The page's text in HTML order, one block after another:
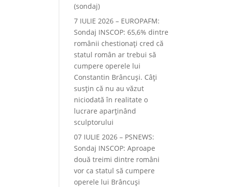
(sondaj)
7 IULIE 2026 – EUROPAFM:
Sondaj INSCOP: 65,6% dintre
românii chestionați cred că
statul român ar trebui să
cumpere operele lui
Constantin Brâncuși. Câți
susțin că nu au văzut
niciodată în realitate o
lucrare aparținând
sculptorului
07 IULIE 2026 – PSNEWS:
Sondaj INSCOP: Aproape
două treimi dintre români
vor ca statul să cumpere
operele lui Brâncuși